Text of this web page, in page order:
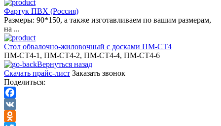
Фартук ПВХ (Россия)
Размеры: 90*150, а также изготавливаем по вашим размерам,
на ...
Стол обвалочно-жиловочный с досками ПМ-СТ4
ПМ-СТ4-1, ПМ-СТ4-2, ПМ-СТ4-4, ПМ-СТ4-6
Вернуться назад
Скачать прайс-лист Заказать звонок
Поделиться:
Facebook
VK